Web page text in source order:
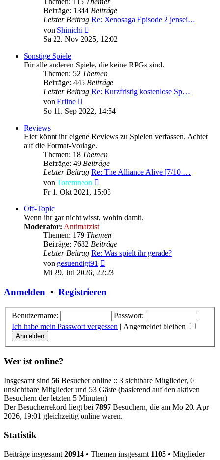
Themen: 115 Themen
Beiträge: 1344 Beiträge
Letzter Beitrag Re: Xenosaga Episode 2 jensei…
von Shinichi
Beitrag
Sa 22. Nov 2025, 12:02
Sonstige Spiele
Für alle anderen Spiele, die keine RPGs sind.
Themen: 52 Themen
Beiträge: 445 Beiträge
Letzter Beitrag Re: Kurzfristig kostenlose Sp…
von Erline
Beitrag
So 11. Sep 2022, 14:54
Reviews
Hier könnt ihr eigene Reviews zu Spielen verfassen. Achtet
auf die Format-Vorlage.
Themen: 18 Themen
Beiträge: 49 Beiträge
Letzter Beitrag Re: The Alliance Alive [7/10 …
von Toremneon
Beitrag
Fr 1. Okt 2021, 15:03
Off-Topic
Wenn ihr gar nicht wisst, wohin damit.
Moderator: Antimatzist
Themen: 179 Themen
Beiträge: 7682 Beiträge
Letzter Beitrag Re: Was spielt ihr gerade?
von gesuendigt91
Beitrag
Mi 29. Jul 2026, 22:23
Anmelden • Registrieren
Benutzername:
Passwort:
Ich habe mein Passwort vergessen | Angemeldet bleiben
Wer ist online?
Insgesamt sind 56 Besucher online :: 3 sichtbare Mitglieder, 0
unsichtbare Mitglieder und 53 Gäste (basierend auf den aktiven
Besuchern der letzten 5 Minuten)
Der Besucherrekord liegt bei 7897 Besuchern, die am Mo 20. Apr
2026, 19:01 gleichzeitig online waren.
Statistik
Beiträge insgesamt 20914 • Themen insgesamt 1105 • Mitglieder